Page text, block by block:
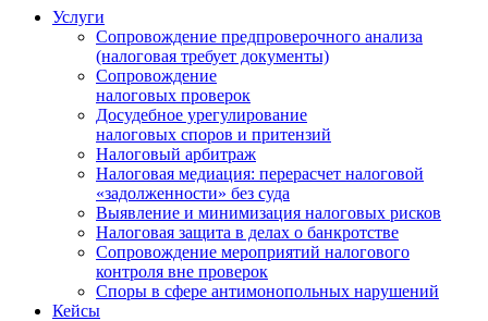
Услуги
Сопровождение предпроверочного анализа
(налоговая требует документы)
Сопровождение
налоговых проверок
Досудебное урегулирование
налоговых споров и притензий
Налоговый арбитраж
Налоговая медиация: перерасчет налоговой
«задолженности» без суда
Выявление и минимизация налоговых рисков
Налоговая защита в делах о банкротстве
Сопровождение мероприятий налогового
контроля вне проверок
Споры в сфере антимонопольных нарушений
Кейсы